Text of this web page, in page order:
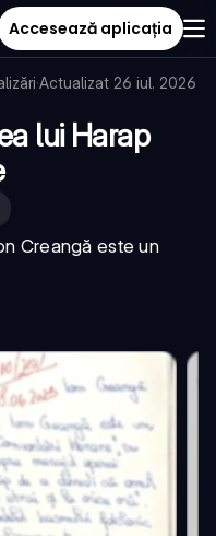
Accesează aplicația
·Actualizat 26 iul. 2026
lui Harap
Creangă este un